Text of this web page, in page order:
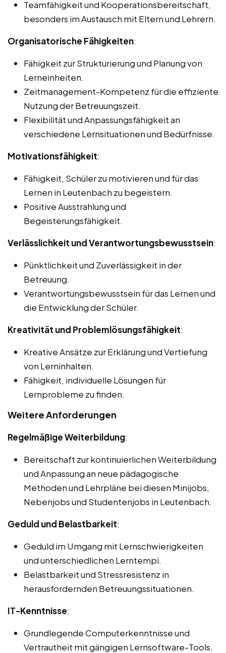
Teamfähigkeit und Kooperationsbereitschaft,
besonders im Austausch mit Eltern und Lehrern.
Organisatorische Fähigkeiten:
Fähigkeit zur Strukturierung und Planung von
Lerneinheiten.
Zeitmanagement-Kompetenz für die effiziente
Nutzung der Betreuungszeit.
Flexibilität und Anpassungsfähigkeit an
verschiedene Lernsituationen und Bedürfnisse.
Motivationsfähigkeit:
Fähigkeit, Schüler zu motivieren und für das
Lernen in Leutenbach zu begeistern.
Positive Ausstrahlung und
Begeisterungsfähigkeit.
Verlässlichkeit und Verantwortungsbewusstsein:
Pünktlichkeit und Zuverlässigkeit in der
Betreuung.
Verantwortungsbewusstsein für das Lernen und
die Entwicklung der Schüler.
Kreativität und Problemlösungsfähigkeit:
Kreative Ansätze zur Erklärung und Vertiefung
von Lerninhalten.
Fähigkeit, individuelle Lösungen für
Lernprobleme zu finden.
Weitere Anforderungen
Regelmäßige Weiterbildung:
Bereitschaft zur kontinuierlichen Weiterbildung
und Anpassung an neue pädagogische
Methoden und Lehrpläne bei diesen Minijobs,
Nebenjobs und Studentenjobs in Leutenbach.
Geduld und Belastbarkeit:
Geduld im Umgang mit Lernschwierigkeiten
und unterschiedlichen Lerntempi.
Belastbarkeit und Stressresistenz in
herausfordernden Betreuungssituationen.
IT-Kenntnisse:
Grundlegende Computerkenntnisse und
Vertrautheit mit gängigen Lernsoftware-Tools.